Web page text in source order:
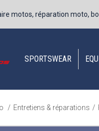
motos, réparation moto,
SPORTSWEAR
/ Entretiens & réparations /